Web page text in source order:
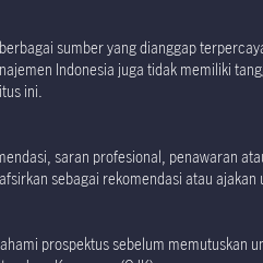
sumber yang dianggap
Indonesia juga tidak memiliki
ini.
saran profesional, penawaran
sebagai rekomendasi atau
prospektus sebelum